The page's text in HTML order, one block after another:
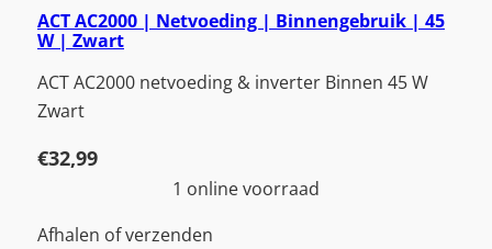
ACT AC2000 | Netvoeding | Binnengebruik | 45
W | Zwart
ACT AC2000 netvoeding & inverter Binnen 45 W
Zwart
€32,99
1 online voorraad
Afhalen of verzenden